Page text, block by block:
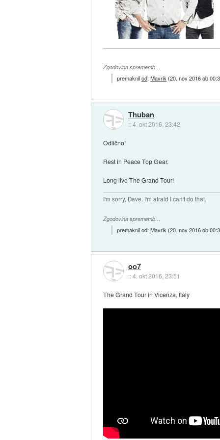
Zgodovina sprememb…
premaknilod:Mavrik(20. nov 2016 ob
Thuban
::4. okt 2016, 23:42
Odlično!
Rest in Peace Top Gear.
Long live The Grand Tour!
I'm sorry, Dave. I'm afraid I can't do that.
Zgodovina sprememb…
premaknilod:Mavrik (20. nov 2016 ob
oo7
::4. okt 2016, 23:51
The Grand Tour in Vicenza, Italy